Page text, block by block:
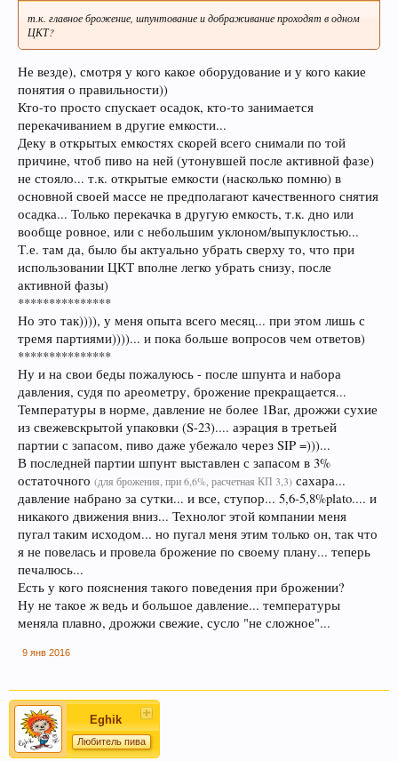
т.к. главное брожение, шпунтование и дображивание проходят в одном
ЦКТ?
Не везде), смотря у кого какое оборудование и у кого какие
понятия о правильности))
Кто-то просто спускает осадок, кто-то занимается
перекачиванием в другие емкости...
Деку в открытых емкостях скорей всего снимали по той
причине, чтоб пиво на ней (утонувшей после активной фазе)
не стояло... т.к. открытые емкости (насколько помню) в
основной своей массе не предполагают качественного снятия
осадка... Только перекачка в другую емкость, т.к. дно или
вообще ровное, или с небольшим уклоном/выпуклостью...
Т.е. там да, было бы актуально убрать сверху то, что при
использовании ЦКТ вполне легко убрать снизу, после
активной фазы)
***************
Но это так)))), у меня опыта всего месяц... при этом лишь с
тремя партиями))))... и пока больше вопросов чем ответов)
***************
Ну и на свои беды пожалуюсь - после шпунта и набора
давления, судя по ареометру, брожение прекращается...
Температуры в норме, давление не более 1Bar, дрожжи сухие
из свежевскрытой упаковки (S-23).... аэрация в третьей
партии с запасом, пиво даже убежало через SIP =)))...
В последней партии шпунт выставлен с запасом в 3%
остаточного (для брожения, при 6,6%, расчетная КП 3,3) сахара...
давление набрано за сутки... и все, ступор... 5,6-5,8%plato.... и
никакого движения вниз... Технолог этой компании меня
пугал таким исходом... но пугал меня этим только он, так что
я не повелась и провела брожение по своему плану... теперь
печалюсь...
Есть у кого пояснения такого поведения при брожении?
Ну не такое ж ведь и большое давление... температуры
меняла плавно, дрожжи свежие, сусло "не сложное"...
9 янв 2016
Eghik
Любитель пива